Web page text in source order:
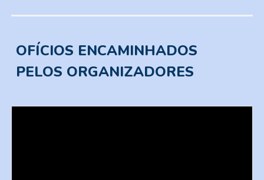
OFÍCIOS ENCAMINHADOS
PELOS ORGANIZADORES